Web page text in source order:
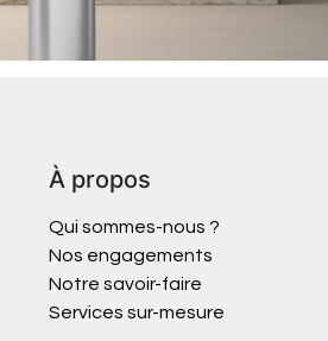
À propos
Qui sommes-nous ?
Nos engagements
Notre savoir-faire
Services sur-mesure